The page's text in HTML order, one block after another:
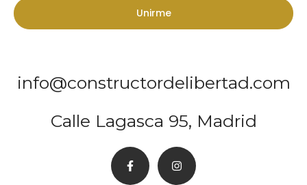
Unirme
info@constructordelibertad.com
Calle Lagasca 95, Madrid